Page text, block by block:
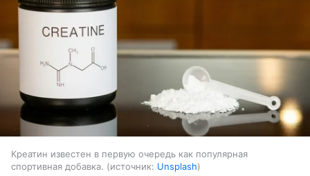
Креатин известен в первую очередь как популярная
спортивная добавка.
источник: Unsplash